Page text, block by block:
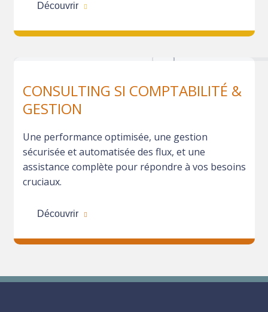
Découvrir
CONSULTING SI COMPTABILITÉ &
GESTION
Une performance optimisée, une gestion
sécurisée et automatisée des flux, et une
assistance complète pour répondre à vos besoins
cruciaux.
Découvrir